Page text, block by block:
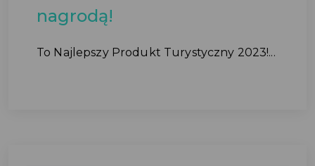
nagrodą!
To Najlepszy Produkt Turystyczny 2023!...